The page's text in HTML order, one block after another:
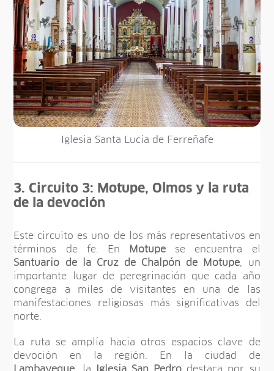
Iglesia Santa Lucía de Ferreñafe
3. Circuito 3: Motupe, Olmos y la ruta
de la devoción
Este circuito es uno de los más representativos en
términos de fe. En
Motupe se encuentra el
Santuario de la Cruz de Chalpón de Motupe , un
importante lugar de peregrinación que cada año
congrega a miles de visitantes en una de las
manifestaciones religiosas más significativas del
norte.
La ruta se amplía hacia otros espacios clave de
devoción en la región. En la ciudad de